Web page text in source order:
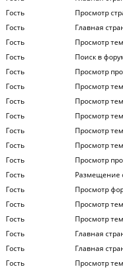
Гость
Просмотр
Гость
Главная
Гость
Просмотр
Гость
Поиск в
Гость
Просмотр
Гость
Просмотр
Гость
Просмотр
Гость
Просмотр
Гость
Просмотр
Гость
Просмотр
Гость
Просмотр
Гость
Размещение
Гость
Просмотр
Гость
Просмотр
Гость
Просмотр
Гость
Главная
Гость
Главная
Гость
Просмотр